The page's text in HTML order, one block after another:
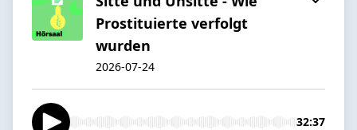
Prostituierte verfolgt
wurden
2026-07-24
32:37